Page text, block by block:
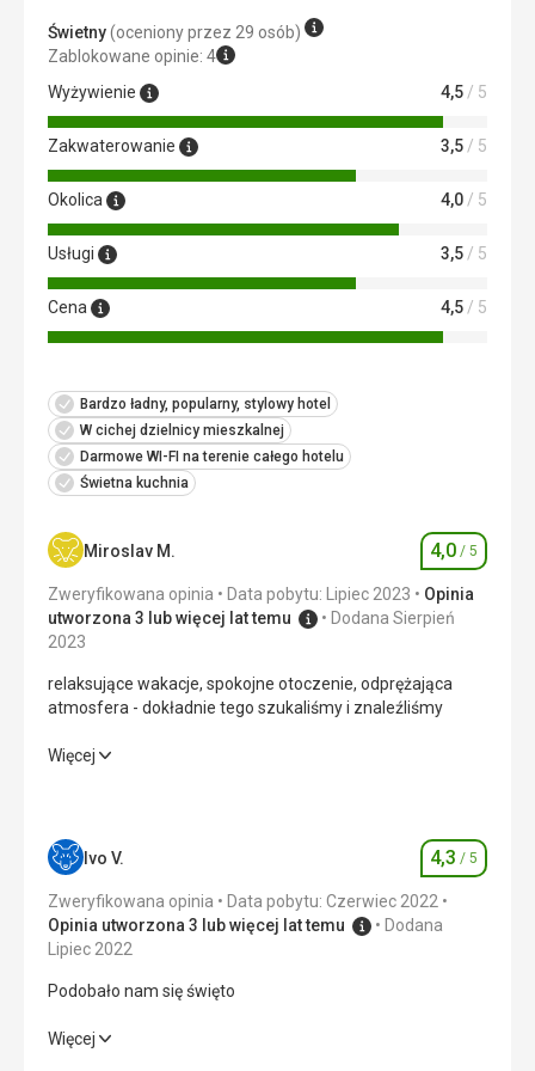
Ta recenzja została automatycznie przetłumaczona za
pomocą Google Translate
Świetny(oceniony przez 29 osób)
Zablokowane opinie: 4
Wyżywienie
4,5 / 5
Zakwaterowanie 3,5 / 5
Okolica 4,0 / 5
Usługi 3,5 / 5
Cena 4,5 / 5
Bardzo ładny, popularny, stylowy hotel
W cichej dzielnicy mieszkalnej
Darmowe WI-FI na terenie całego hotelu
Świetna kuchnia
Miroslav M. Ocena
4,0 / 5
Zweryfikowana opinia Data pobytu: Lipiec 2023
Opinia
utworzona 3 lub więcej lat temu
Dodana Sierpień
2023
relaksujące wakacje, spokojne otoczenie, odprężająca
atmosfera - dokładnie tego szukaliśmy i znaleźliśmy
relaksujące wakacje, spokojne otoczenie, odprężająca
Zakwaterowanie 3,0/ 5
Okolica 4,0
Więcej
Ivo V. Ocena
4,3 / 5
Zweryfikowana opinia
Data pobytu: Czerwiec 2022
Opinia utworzona 3 lub więcej lat temu
Dodana
Lipiec 2022
Podobało nam się święto
Podobało nam się święto
Więcej